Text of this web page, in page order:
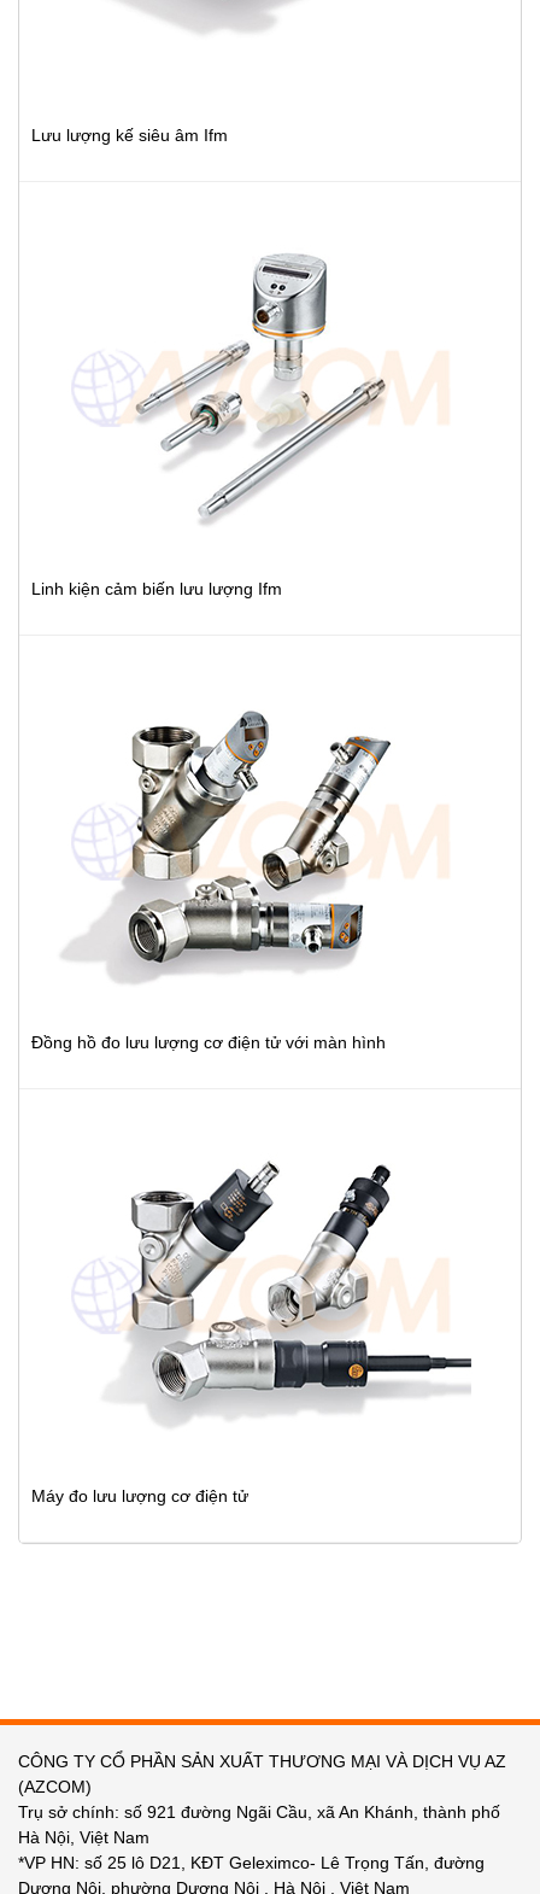
Lưu lượng kế siêu âm Ifm
Linh kiện cảm biến lưu lượng Ifm
Đồng hồ đo lưu lượng cơ điện tử với màn hình
Máy đo lưu lượng cơ điện tử
CÔNG TY CỔ PHẦN SẢN XUẤT THƯƠNG MẠI VÀ DỊCH VỤ AZ
(AZCOM)
Trụ sở chính: số 921 đường Ngãi Cầu, xã An Khánh, thành phố
Hà Nội, Việt Nam
*VP HN: số 25 lô D21, KĐT Geleximco- Lê Trọng Tấn, đường
Dương Nội, phường Dương Nội , Hà Nội , Việt Nam